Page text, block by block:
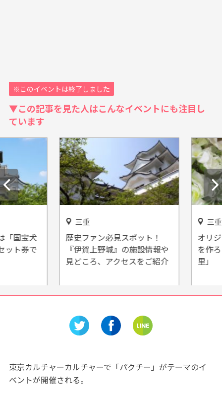
※このイベントは終了しました
▼この記事を見た人はこんなイベントにも注目し
ています
国宝犬
ト券で
三重
歴史ファン必見スポット！
『伊賀上野城』の施設情報や
見どころ、アクセスをご紹介
三重
オリジ
を作ろ
里」
東京カルチャーカルチャーで「パクチー」がテーマのイ
ベントが開催される。